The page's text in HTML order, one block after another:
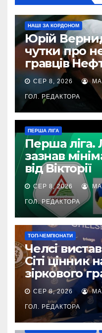
НАШІ ЗА КОРДОНОМ
Юрій
чутки про
гравців
СЕР 8, 2026
ГОЛ. РЕДАКТОРА
ПЕРША ЛІГА
Перша ліга.
зазнав
від Вікторії
СЕР 8, 2026
ГОЛ. РЕДАКТОРА
ТОП-ЧЕМПІОНАТИ
Челсі
Сіті цінник
зіркового
СЕР 8, 2026
ГОЛ. РЕДАКТОРА